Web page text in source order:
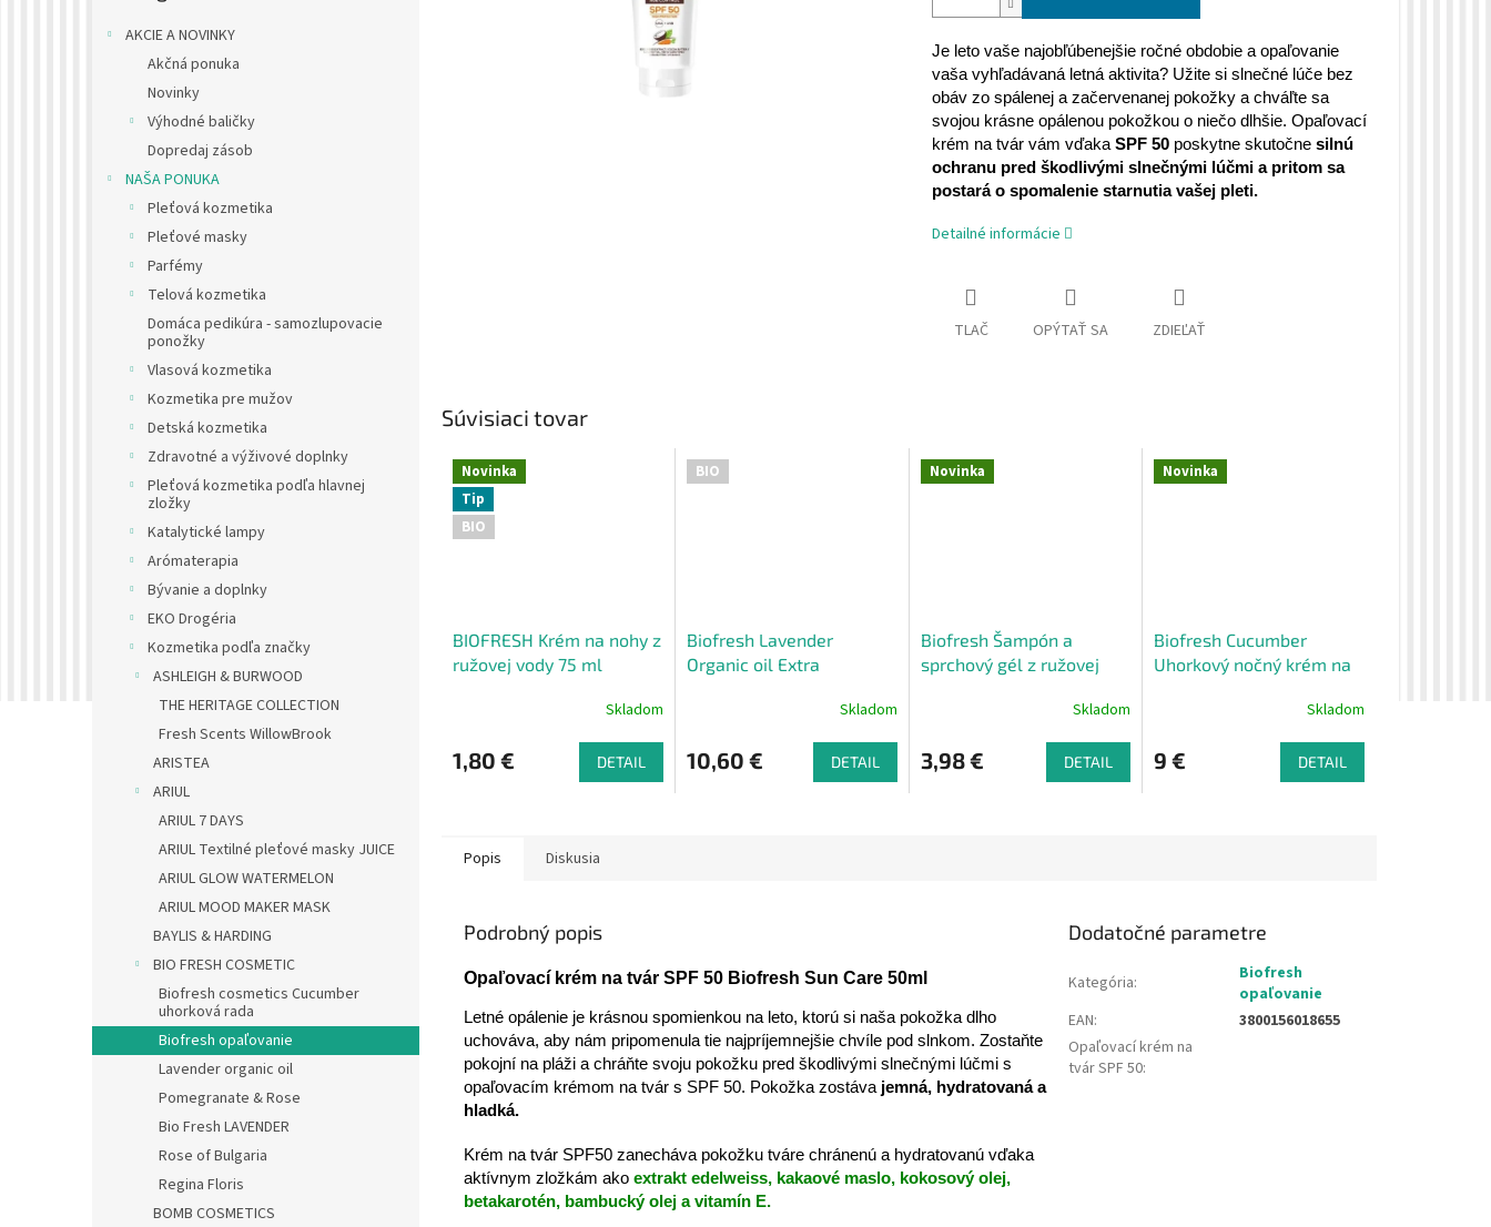
AKCIE A NOVINKY
Akčná ponuka
Novinky
Výhodné baličky
Dopredaj zásob
NAŠA PONUKA
Pleťová kozmetika
Pleťové masky
Parfémy
Telová kozmetika
Domáca pedikúra - samozlupovacie
ponožky
Vlasová kozmetika
Kozmetika pre mužov
Detská kozmetika
Zdravotné a výživové doplnky
Pleťová kozmetika podľa hlavnej
zložky
Katalytické lampy
Arómaterapia
Bývanie a doplnky
EKO Drogéria
Kozmetika podľa značky
ASHLEIGH & BURWOOD
THE HERITAGE COLLECTION
Fresh Scents WillowBrook
ARISTEA
ARIUL
ARIUL 7 DAYS
ARIUL Textilné pleťové masky JUICE
ARIUL GLOW WATERMELON
ARIUL MOOD MAKER MASK
BAYLIS & HARDING
BIO FRESH COSMETIC
Biofresh cosmetics Cucumber
uhorková rada
Biofresh opaľovanie
Lavender organic oil
Pomegranate & Rose
Bio Fresh LAVENDER
Rose of Bulgaria
Regina Floris
BOMB COSMETICS
Je leto vaše najobľúbenejšie ročné obdobie a opaľovanie
vaša vyhľadávaná letná aktivita? Užite si slnečné lúče bez
obáv zo spálenej a začervenanej pokožky a chváľte sa
svojou krásne opálenou pokožkou o niečo dlhšie. Opaľovací
krém na tvár vám vďakaSPF 50poskytne skutočne silnú
ochranu pred škodlivými slnečnými lúčmi a pritom sa
postará o spomalenie starnutia vašej pleti.
Detailné informácie
TLAČ OPÝTAŤ SA ZDIEĽAŤ
Súvisiaci tovar
Novinka
Tip
BIO
BIOFRESH Krém na nohy z
ružovej vody 75 ml
Skladom
1,80 € DETAIL
BIO
Biofresh Lavender
Organic oil Extra
levanduľovým olejom 300
ml
Skladom
10,60 € DETAIL
Novinka
Biofresh Šampón a
sprchový gél z ružovej
Skladom
3,98 € DETAIL
Novinka
Biofresh Cucumber
Uhorkový nočný krém na
Skladom
9 € DETAIL
Popis Diskusia
Podrobný popis
Opaľovací krém na tvár SPF 50 Biofresh Sun Care 50ml
Letné opálenie je krásnou spomienkou na leto, ktorú si naša pokožka dlho
uchováva, aby nám pripomenula tie najpríjemnejšie chvíle pod slnkom. Zostaňte
pokojní na pláži a chráňte svoju pokožku pred škodlivými slnečnými lúčmi s
opaľovacím krémom na tvár s SPF 50. Pokožka zostáva jemná, hydratovaná a
hladká.
Krém na tvár SPF50 zanecháva pokožku tváre chránenú a hydratovanú vďaka
aktívnym zložkám ako extrakt edelweiss, kakaové maslo, kokosový olej,
betakarotén, bambucký olej avitamín E.
Dodatočné parametre
Kategória:
Biofresh
opaľovanie
EAN:
3800156018655
Opaľovací krém na
tvár SPF 50: